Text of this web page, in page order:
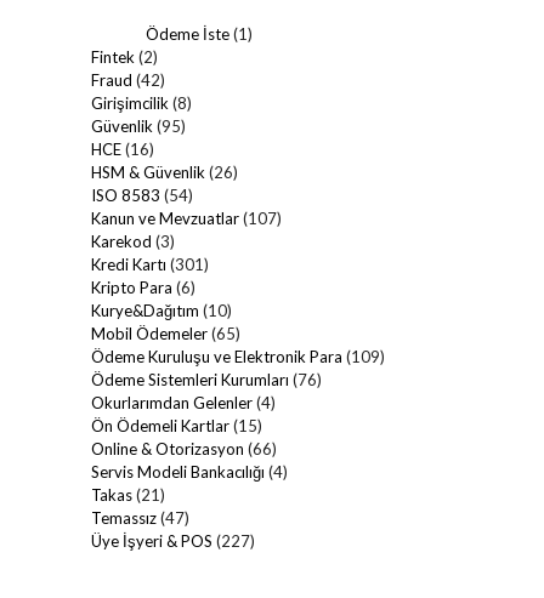
Ödeme İste(1)
Fintek (2)
Fraud (42)
Girişimcilik (8)
Güvenlik (95)
HCE(16)
HSM & Güvenlik (26)
ISO 8583 (54)
Kanun ve Mevzuatlar(107)
Karekod (3)
Kredi Kartı (301)
Kripto Para (6)
Kurye&Dağıtım (10)
Mobil Ödemeler(65)
Ödeme Kuruluşu ve Elektronik Para (109)
Ödeme Sistemleri Kurumları (76)
Okurlarımdan Gelenler(4)
Ön Ödemeli Kartlar(15)
Online & Otorizasyon (66)
Servis Modeli Bankacılığı (4)
Takas(21)
Temassız(47)
Üye İşyeri & POS (227)